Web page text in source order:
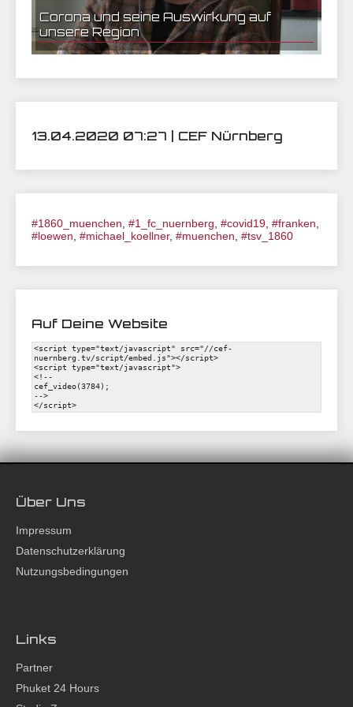
Corona und seine Auswirkung auf
unsere Region
13.04.2020 07:27 | CEF Nürnberg
#1860_muenchen #1_fc_nuernberg #covid19 #franken
#loewen #michael_koellner, #muenchen #tsv_1860
Auf Deine Website
Über Uns
Impressum
Datenschutzerklärung
Nutzungsbedingungen
Links
Partner
Phuket 24 Hours